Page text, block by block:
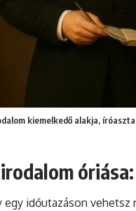
kiemelkedő alakja,
egy időutazáson vehetsz